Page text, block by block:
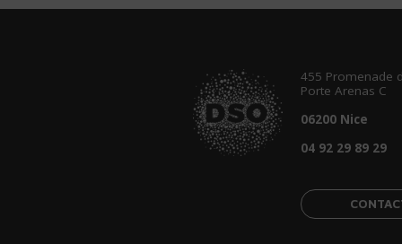
455 Promenade
Porte Arenas C
06200 Nice
04 92 29 89 29